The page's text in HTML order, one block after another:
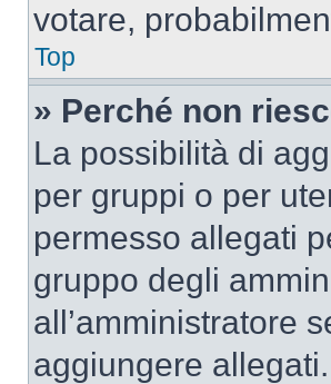
votare,
Top
» Perché non
La possibilità di
per gruppi o per
permesso allegati
gruppo degli
all’amministratore
aggiungere allegati.